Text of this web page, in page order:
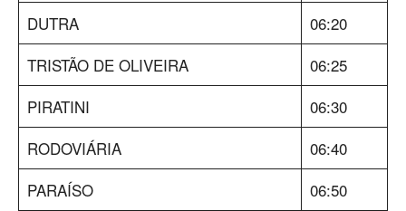
DUTRA
06:20
TRISTÃO DE OLIVEIRA
06:25
PIRATINI
06:30
RODOVIÁRIA
06:40
PARAÍSO
06:50